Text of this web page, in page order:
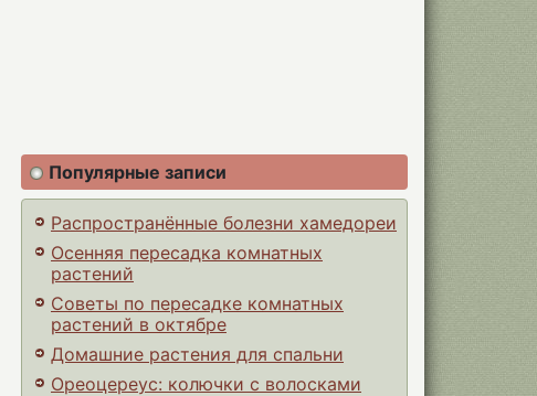
Популярные записи
Распространённые болезни хамедореи
Осенняя пересадка комнатных
растений
Советы по пересадке комнатных
растений в октябре
Домашние растения для спальни
Ореоцереус: колючки с волосками